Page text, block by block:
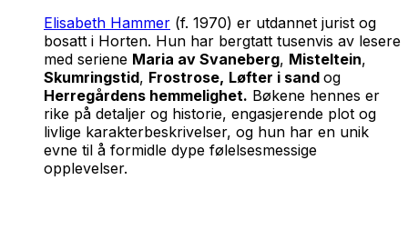
Elisabeth Hammer (f. 1970) er utdannet jurist og
bosatt i Horten. Hun har bergtatt tusenvis av lesere
med seriene Maria av Svaneberg, Misteltein,
Skumringstid, Frostrose, Løfter i sand og
Herregårdens hemmelighet. Bøkene hennes er
rike på detaljer og historie, engasjerende plot og
livlige karakterbeskrivelser, og hun har en unik
evne til å formidle dype følelsesmessige
opplevelser.